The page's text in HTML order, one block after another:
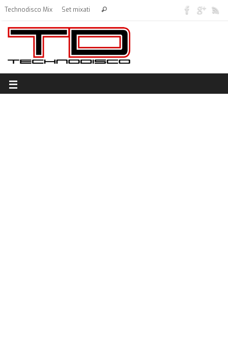
Technodisco Mix Set mixati